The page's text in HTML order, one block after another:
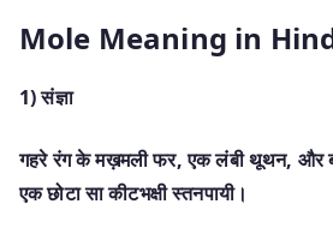
Mole Meaning in
1) संज्ञा
गहरे रंग के मख़मली फर, एक लंबी थूथन, और
एक छोटा सा कीटभक्षी स्तनपायी।